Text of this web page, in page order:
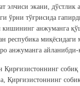
элчиси экани, дўстлик
ўрни тўғрисида
кишининг анжуманга
респубика миқёсидаги
анжуманга
Қирғизистоннинг
Қирғизистоннинг